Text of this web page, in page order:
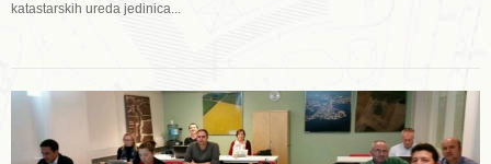
katastarskih ureda jedinica...